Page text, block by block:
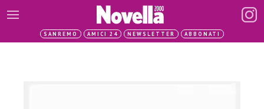
SANREMO AMICI 24 NEWSLETTER ABBONATI